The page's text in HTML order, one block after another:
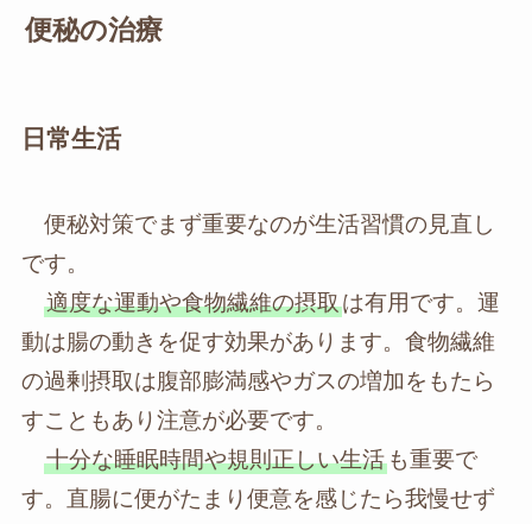
便秘の治療
日常生活
便秘対策でまず重要なのが生活習慣の見直し
です。
適度な運動や食物繊維の摂取は有用です。運
動は腸の動きを促す効果があります。食物繊維
の過剰摂取は腹部膨満感やガスの増加をもたら
すこともあり注意が必要です。
十分な睡眠時間や規則正しい生活も重要で
す。直腸に便がたまり便意を感じたら我慢せず